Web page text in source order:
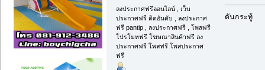
ลงประกาศฟรีออนไลน์ , เว็บ
ประกาศฟรี ติดอันดับ , ลงประกาศ
ฟรี pantip , ลงประกาศฟรี , โพสฟรี
โปรโมทฟรี โฆษณาสินค้าฟรี ลง
ประกาศฟรี โพสฟรี โพสประกาศ
ฟรี
ดันกระทู้